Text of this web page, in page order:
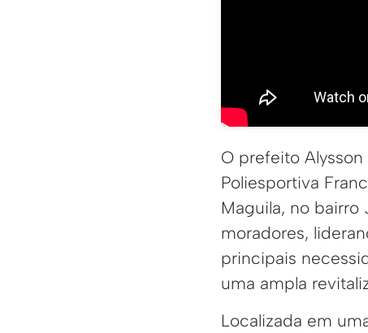
O prefeito
Poliesportiva
Maguila, no bairro
moradores,
principais
uma ampla
Localizada em